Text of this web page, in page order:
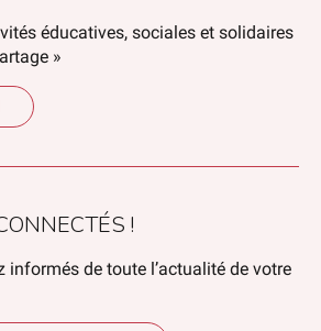
éducatives, sociales et solidaires
»
!
informés de toute l’actualité de votre